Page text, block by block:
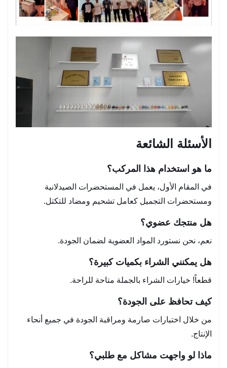
الأسئلة الشائعة
ما هو استخدام هذا المركب؟
في المقام الأول، يعمل في المستحضرات الصيدلانية
ومستحضرات التجميل كعامل تشحيم ومضاد للتكتل.
هل منتجك عضوي؟
نعم، نحن نستورد المواد العضوية لضمان الجودة.
هل يمكنني الشراء بكميات كبيرة؟
قطعاً! خيارات الشراء بالجملة متاحة للراحة.
كيف تحافظ على الجودة؟
من خلال اختبارات صارمة ومراقبة الجودة في جميع أنحاء
الإنتاج.
ماذا لو واجهت مشاكل مع طلبي؟